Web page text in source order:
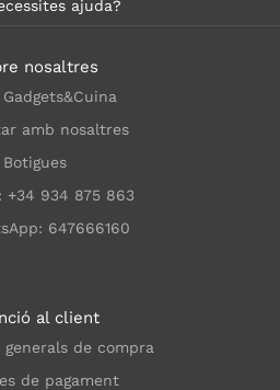
ajuda?
nosaltres
amb nosaltres
Botigues
+34 934 875 863
647666160
al client
generals de compra
de pagament